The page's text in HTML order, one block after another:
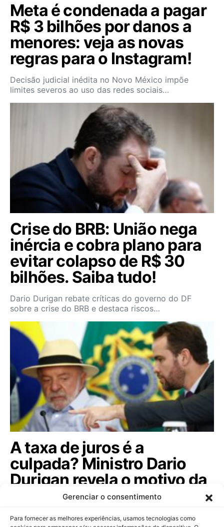
Gerenciar o consentimento
Para fornecer as melhores experiências, usamos tecnologias como
Meta é condenada a pagar
R$ 3 bilhões por danos a
menores: veja as novas
regras para o Instagram!
Decisão judicial inédita no Novo México impõe
limites severos ao uso das redes sociais…
Crise do BRB: União nega
inércia e cobra plano para
evitar colapso de R$ 30
bilhões. Saiba tudo!
Dario Durigan rebate críticas do governo do DF
sobre a crise do BRB e destaca riscos…
A taxa de juros é a
culpada? Ministro Dario
Durigan revela o motivo da
dívida pública subir; veja!
Ministro da Fazenda afasta rumores sobre controle